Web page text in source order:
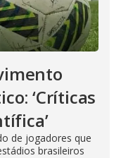
‘Críticas
de jogadores que
brasileiros